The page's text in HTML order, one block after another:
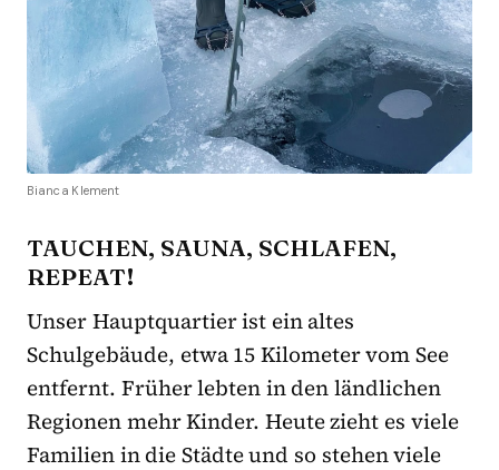
Bianca Klement
TAUCHEN, SAUNA, SCHLAFEN,
REPEAT!
Unser Hauptquartier ist ein altes
Schulgebäude, etwa 15 Kilometer vom See
entfernt. Früher lebten in den ländlichen
Regionen mehr Kinder. Heute zieht es viele
Familien in die Städte und so stehen viele